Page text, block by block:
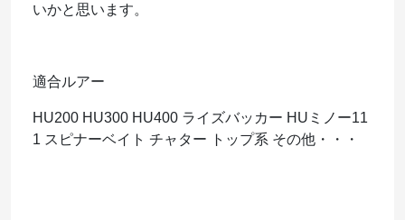
いかと思います。
適合ルアー
HU200 HU300 HU400 ライズバッカー HUミノー11
1 スピナーベイト チャター トップ系 その他・・・